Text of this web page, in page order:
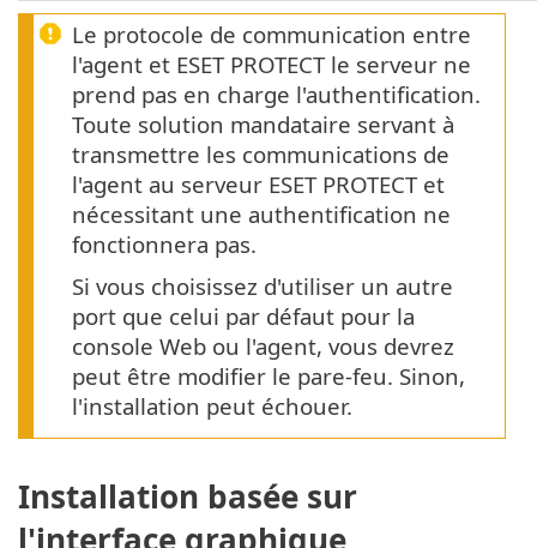
Le protocole de communication entre
l'agent et ESET PROTECT le serveur ne
prend pas en charge l'authentification.
Toute solution mandataire servant à
transmettre les communications de
l'agent au serveur ESET PROTECT et
nécessitant une authentification ne
fonctionnera pas.
Si vous choisissez d'utiliser un autre
port que celui par défaut pour la
console Web ou l'agent, vous devrez
peut être modifier le pare-feu. Sinon,
l'installation peut échouer.
Installation basée sur